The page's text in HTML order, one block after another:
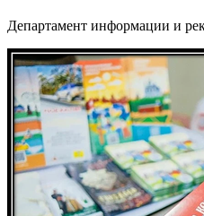
Департамент информации и